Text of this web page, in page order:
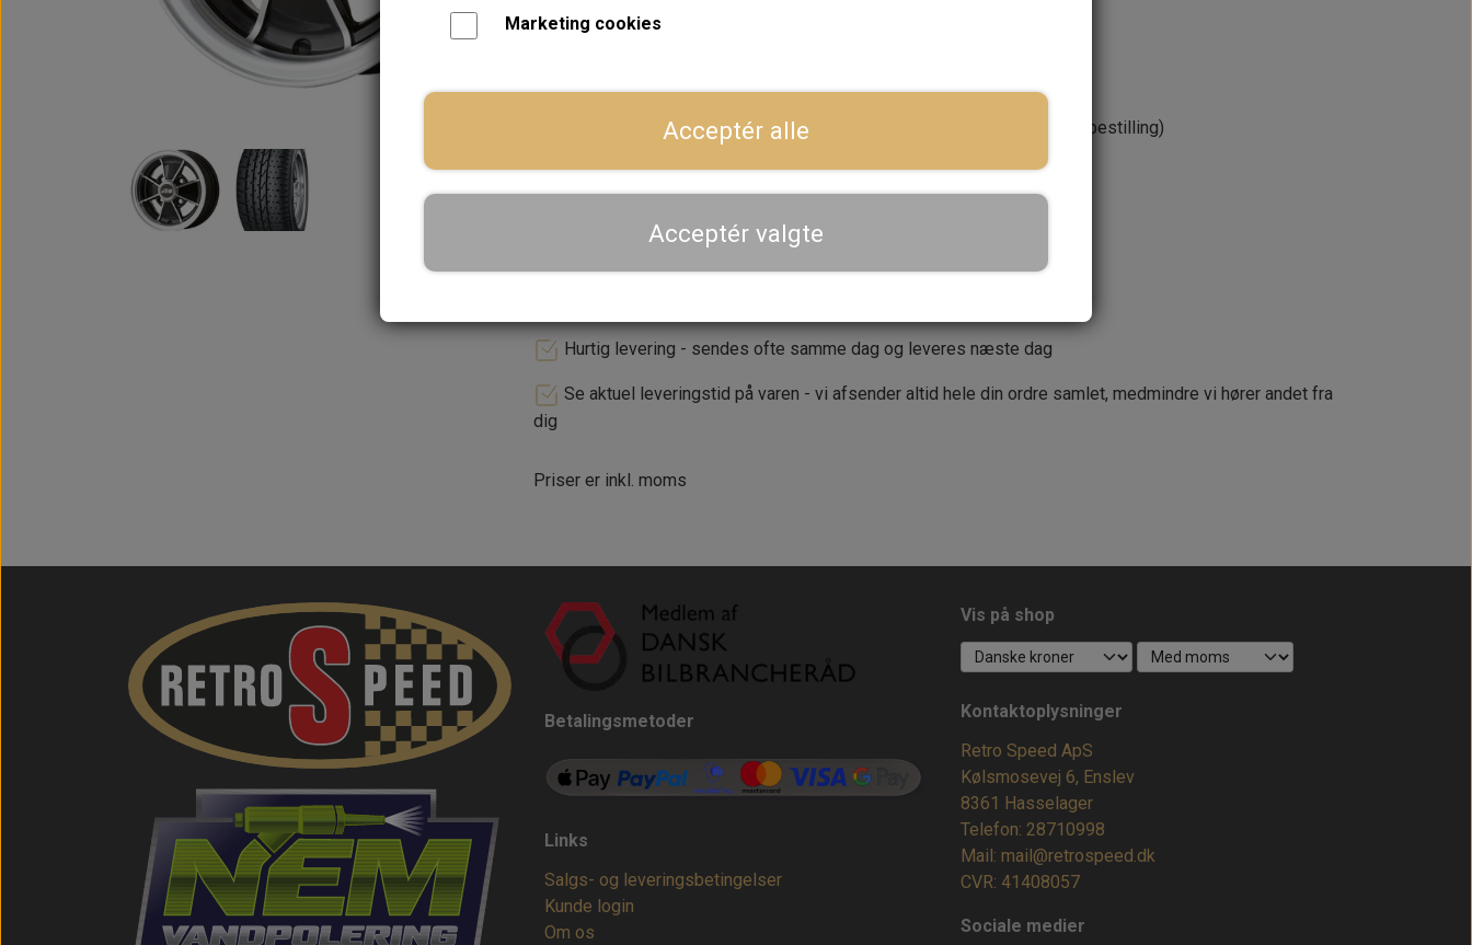
Krydsmål 4x101.6mm
Forventet leveringstid:4-5 uger (vi underretter dig nærmere kort efter bestilling)
− + LÆG I KURV
Hurtig levering - sendes ofte samme dag og leveres næste dag
Se aktuel leveringstid på varen - vi afsender altid hele din ordre samlet, medmindre vi hører andet fra
dig
Priser er inkl. moms
Betalingsmetoder
Links
Salgs- og leveringsbetingelser
Kunde login
Om os
Vis på shop
Kontaktoplysninger
Retro Speed ApS
Kølsmosevej 6, Enslev
8361 Hasselager
Telefon: 28710998
Mail: mail@retrospeed.dk
CVR: 41408057
Sociale medier
Marketing cookies
Acceptér alle
Acceptér valgte